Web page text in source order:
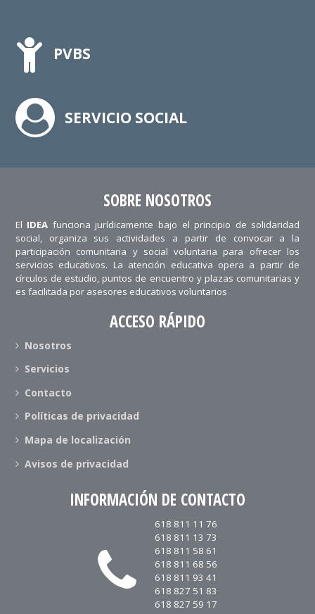
PVBS
SERVICIO SOCIAL
SOBRE NOSOTROS
El IDEA funciona jurídicamente bajo el principio de solidaridad
social, organiza sus actividades a partir de convocar a la
participación comunitaria y social voluntaria para ofrecer los
servicios educativos. La atención educativa opera a partir de
círculos de estudio, puntos de encuentro y plazas comunitarias y
es facilitada por asesores educativos voluntarios
ACCESO RÁPIDO
Nosotros
Servicios
Contacto
Políticas de privacidad
Mapa de localización
Avisos de privacidad
INFORMACIÓN DE CONTACTO
618 811 11 76
618 811 13 73
618 811 58 61
618 811 68 56
618 811 93 41
618 827 51 83
618 827 59 17